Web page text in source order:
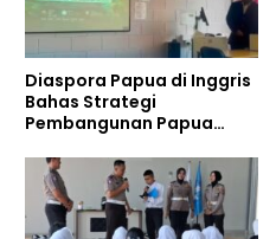
Diaspora Papua di Inggris
Bahas Strategi
Pembangunan Papua
Doktoral Internasional